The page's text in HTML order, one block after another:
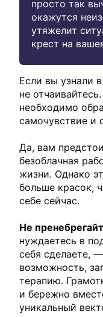
просто так
окажутся
утяжелит
крест на
Если вы узнали
не
необходимо
самочувствие и
Да, вам
безоблачная
жизни. Однако
больше красок,
себе сейчас.
Не
нуждаетесь в
себя сделаете,
возможность,
терапию.
и бережно
уникальный